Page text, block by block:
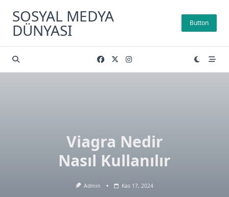
content
SOSYAL MEDYA
DÜNYASI Button
Viagra Nedir
Nasıl Kullanılır
Admin Kas 17, 2024